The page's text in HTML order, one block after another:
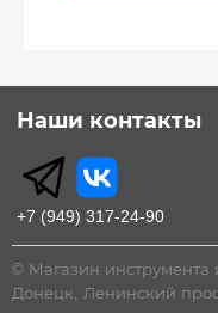
Наши контакты
+7 (949) 317-24-90
© Магазин инструмента
Донецк, Ленинский